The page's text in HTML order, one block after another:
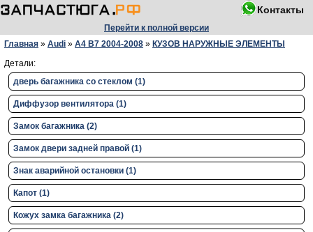
Контакты
Перейти к полной версии
Главная » Audi » A4 B7 2004-2008 » КУЗОВ НАРУЖНЫЕ ЭЛЕМЕНТЫ
Детали:
дверь багажника со стеклом (1)
Диффузор вентилятора (1)
Замок багажника (2)
Замок двери задней правой (1)
Знак аварийной остановки (1)
Капот (1)
Кожух замка багажника (2)